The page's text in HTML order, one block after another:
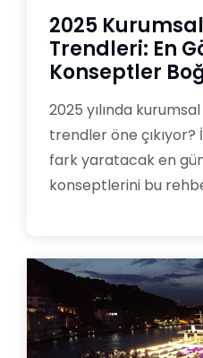
2025
Trendleri: En
Konseptler
2025 yılında
trendler öne çıkıyor?
fark yaratacak en
konseptlerini bu